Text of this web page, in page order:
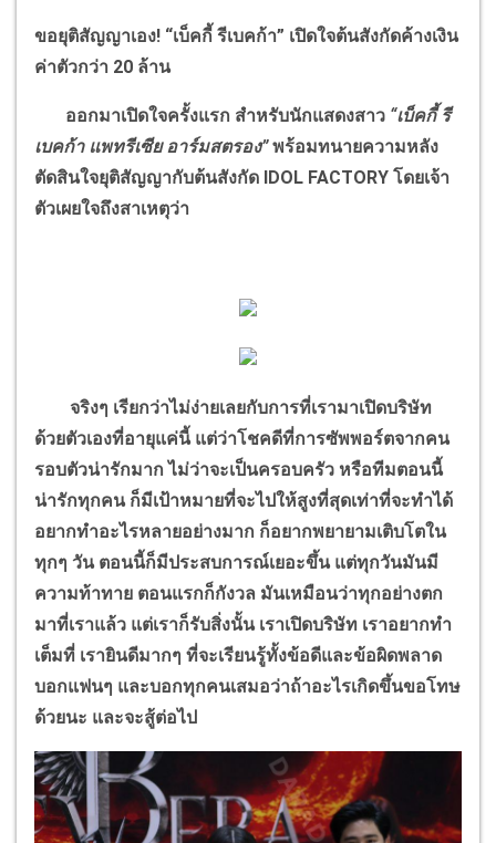
ขอยุติสัญญาเอง! “เบ็คกี้ รีเบคก้า” เปิดใจต้นสังกัดค้างเงิน
ค่าตัวกว่า 20 ล้าน
ออกมาเปิดใจครั้งแรก สำหรับนักแสดงสาว “เบ็คกี้ รี
เบคก้า แพทรีเซีย อาร์มสตรอง” พร้อมทนายความหลัง
ตัดสินใจยุติสัญญากับต้นสังกัด IDOL FACTORY โดยเจ้า
ตัวเผยใจถึงสาเหตุว่า
จริงๆ เรียกว่าไม่ง่ายเลยกับการที่เรามาเปิดบริษัท
ด้วยตัวเองที่อายุแค่นี้ แต่ว่าโชคดีที่การซัพพอร์ตจากคน
รอบตัวน่ารักมาก ไม่ว่าจะเป็นครอบครัว หรือทีมตอนนี้
น่ารักทุกคน ก็มีเป้าหมายที่จะไปให้สูงที่สุดเท่าที่จะทำได้
อยากทำอะไรหลายอย่างมาก ก็อยากพยายามเติบโตใน
ทุกๆ วัน ตอนนี้ก็มีประสบการณ์เยอะขึ้น แต่ทุกวันมันมี
ความท้าทาย ตอนแรกก็กังวล มันเหมือนว่าทุกอย่างตก
มาที่เราแล้ว แต่เราก็รับสิ่งนั้น เราเปิดบริษัท เราอยากทำ
เต็มที่ เรายินดีมากๆ ที่จะเรียนรู้ทั้งข้อดีและข้อผิดพลาด
บอกแฟนๆ และบอกทุกคนเสมอว่าถ้าอะไรเกิดขึ้นขอโทษ
ด้วยนะ และจะสู้ต่อไป